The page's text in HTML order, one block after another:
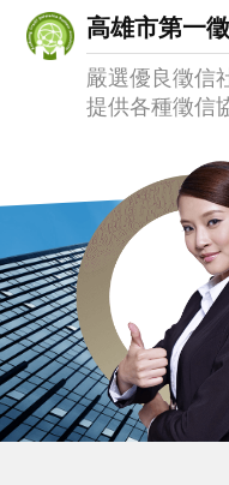
高雄市第一
嚴選優良徵信
提供各種徵信